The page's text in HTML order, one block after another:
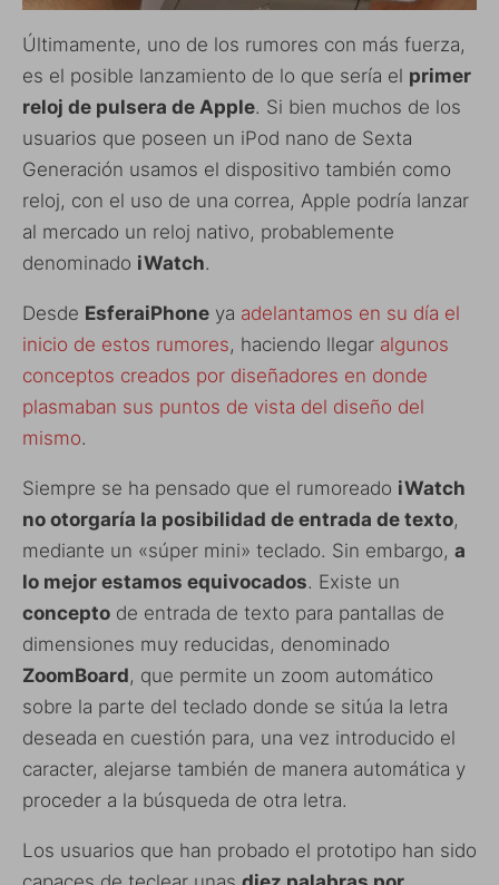
Últimamente, uno de los rumores con más fuerza,
es el posible lanzamiento de lo que sería el primer
reloj de pulsera de Apple. Si bien muchos de los
usuarios que poseen un iPod nano de Sexta
Generación usamos el dispositivo también como
reloj, con el uso de una correa, Apple podría lanzar
al mercado un reloj nativo, probablemente
denominado iWatch.
Desde EsferaiPhone ya adelantamos en su día el
inicio de estos rumores, haciendo llegar algunos
conceptos creados por diseñadores en donde
plasmaban sus puntos de vista del diseño del
mismo.
Siempre se ha pensado que el rumoreado iWatch
no otorgaría la posibilidad de entrada de texto,
mediante un «súper mini» teclado. Sin embargo, a
lo mejor estamos equivocados. Existe un
concepto de entrada de texto para pantallas de
dimensiones muy reducidas, denominado
ZoomBoard, que permite un zoom automático
sobre la parte del teclado donde se sitúa la letra
deseada en cuestión para, una vez introducido el
caracter, alejarse también de manera automática y
proceder a la búsqueda de otra letra.
Los usuarios que han probado el prototipo han sido